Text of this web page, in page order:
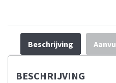
Beschrijving
BESCHRIJVING